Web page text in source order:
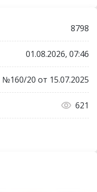
8798
01.08.2026, 07:46
№160/20 от 15.07.2025
621